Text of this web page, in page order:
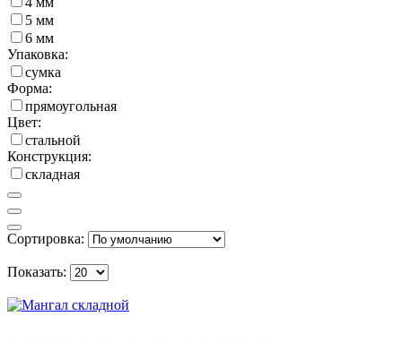
5 мм
6 мм
Упаковка:
сумка
Форма:
прямоугольная
Цвет:
стальной
Конструкция:
складная
Сортировка:
Показать: